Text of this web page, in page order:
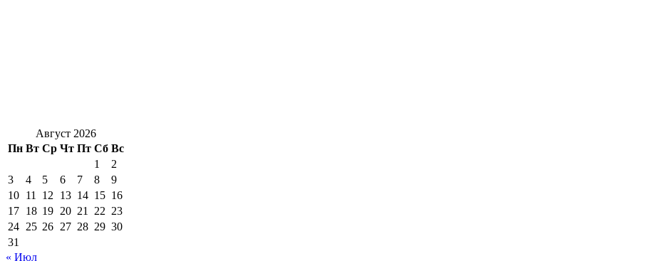
Август 2026
Пн Вт Ср Чт Пт Сб Вс
1
2
3
4 5 6 7 8
9
10 11 12 13 14 15 16
17 18 19 20 21 22 23
24 25 26 27 28 29 30
31
« Июл